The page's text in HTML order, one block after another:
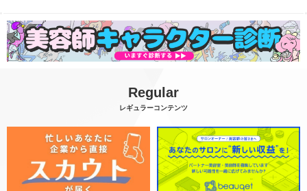
Regular
レギュラーコンテンツ